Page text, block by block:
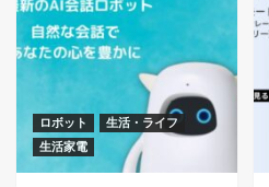
ロボット
生活・ライフ
生活家電